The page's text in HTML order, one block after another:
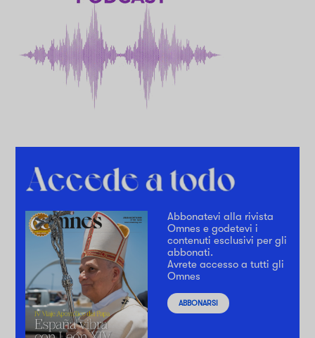
Abbonatevi alla rivista
Omnes e godetevi i
contenuti esclusivi per gli
abbonati.
Avrete accesso a tutti gli
Omnes
ABBONARSI